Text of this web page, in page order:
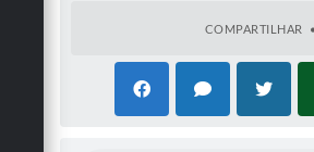
COMPARTILHAR